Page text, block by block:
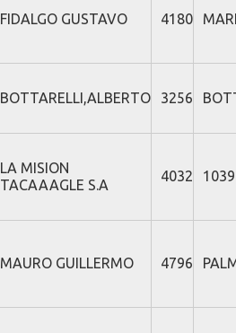
FIDALGO GUSTAVO 4180
BOTTARELLI,ALBERTO 3256
LA MISION
TACAAAGLE S.A
4032 1039
MAURO GUILLERMO 4796